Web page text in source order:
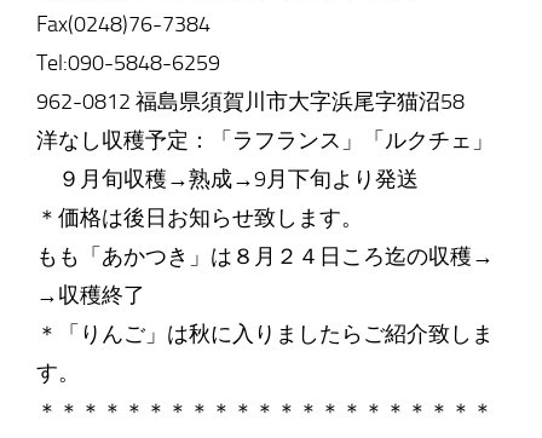
Fax(0248)76-7384
Tel:090-5848-6259
962-0812 福島県須賀川市大字浜尾字猫沼58
洋なし収穫予定：「ラフランス」「ルクチェ」
９月旬収穫→熟成→9月下旬より発送
＊価格は後日お知らせ致します。
もも「あかつき」は８月２４日ころ迄の収穫→
→収穫終了
＊「りんご」は秋に入りましたらご紹介致しま
す。
＊＊＊＊＊＊＊＊＊＊＊＊＊＊＊＊＊＊＊＊＊